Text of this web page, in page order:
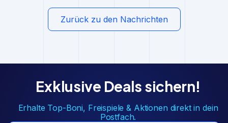
Zurück zu den Nachrichten
Exklusive Deals sichern!
Erhalte Top-Boni, Freispiele & Aktionen direkt in dein
Postfach.